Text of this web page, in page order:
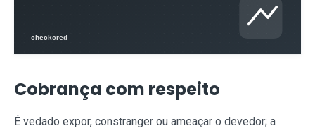
Cobrança com respeito
É vedado expor, constranger ou ameaçar o devedor; a